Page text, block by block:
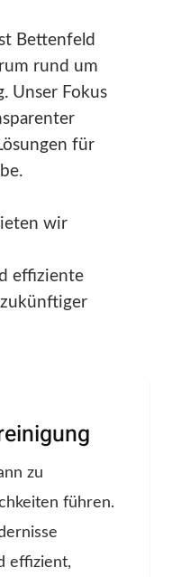
Bettenfeld
rund um
Unser Fokus
für
wir
effiziente
zu
führen.
effizient,